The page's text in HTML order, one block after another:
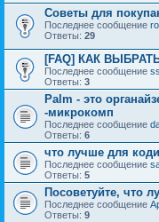
Советы для
Последнее сообщение
Ответы: 29
[FAQ] КАК
Последнее сообщение
Ответы: 3
Palm - это
-микрокомп
Последнее сообщение
Ответы: 6
что лучше для
Последнее сообщение
Ответы: 5
Посоветуйте, что
Последнее сообщение
Ответы: 9